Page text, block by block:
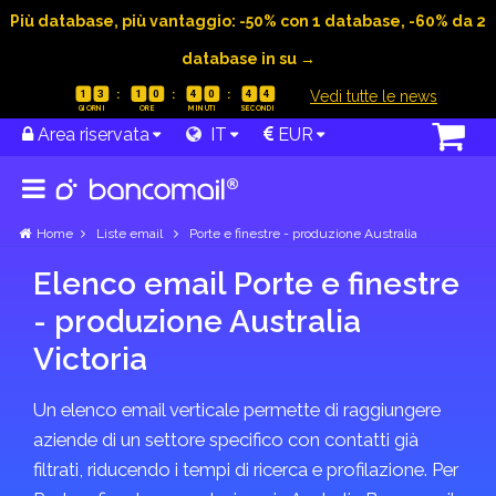
Più database, più vantaggio: -50% con 1 database, -60% da 2
database in su →
1 3 1 0 4 0 4 4 Vedi tutte le news
Area riservata IT EUR
Home Liste email Porte e finestre - produzione Australia
Elenco email Porte e finestre
- produzione Australia
Victoria
Un elenco email verticale permette di raggiungere
aziende di un settore specifico con contatti già
filtrati, riducendo i tempi di ricerca e profilazione. Per